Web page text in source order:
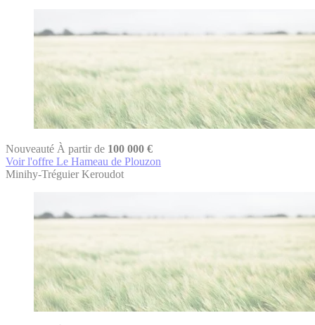
Nouveauté À partir de 100 000 €
Voir l'offre Le Hameau de Plouzon
Minihy-Tréguier Keroudot